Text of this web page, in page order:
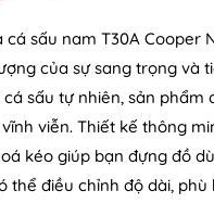
cá sấu nam T30A Cooper
của sự sang trọng và
sấu tự nhiên, sản phẩm
viễn. Thiết kế thông
kéo giúp bạn đựng đồ
thể điều chỉnh độ dài,